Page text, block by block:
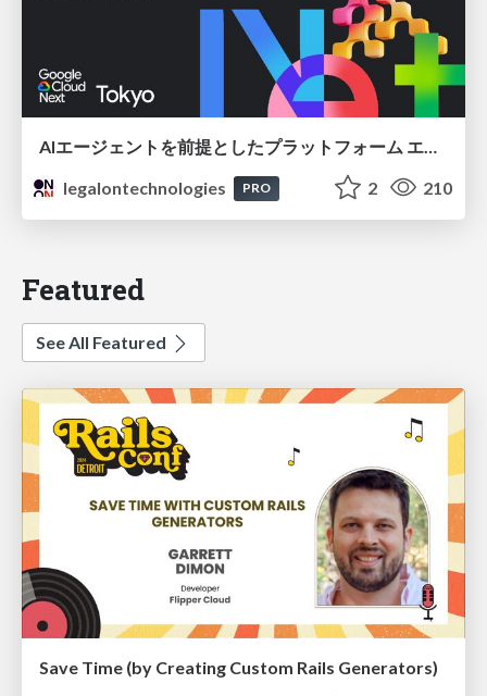
legalontechnologies
PRO 2 210
Featured
See All Featured
Save Time (by Creating Custom Rails Generators)